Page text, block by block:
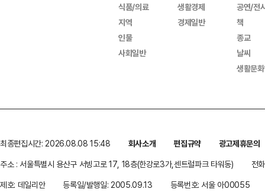
식품/의료
지역
인물
사회일반
생활경제
경제일반
공연/전
책
종교
날씨
생활문
최종편집시간: 2026.08.08 15:48 회사소개 편집규약
광고제휴문의
주소 : 서울특별시 용산구 서빙고로 17, 18층(한강로3가,센트럴파크 타워동)
전
제호: 데일리안
등록일/발행일: 2005.09.13 등록번호: 서울 아00055